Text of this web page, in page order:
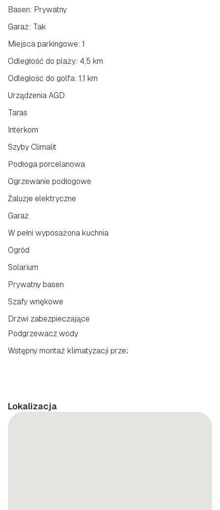
Wstępny montaż klimatyzacji przez kanały
Basen: Prywatny
Garaż: Tak
Miejsca parkingowe: 1
Odległość do plaży: 4,5 km
Odległość do golfa: 1,1 km
Urządzenia AGD
Taras
Interkom
Szyby Climalit
Podłoga porcelanowa
Ogrzewanie podłogowe
Żaluzje elektryczne
Garaż
W pełni wyposażona kuchnia
Ogród
Solarium
Prywatny basen
Szafy wnękowe
Drzwi zabezpieczające
Podgrzewacz wody
Lokalizacja